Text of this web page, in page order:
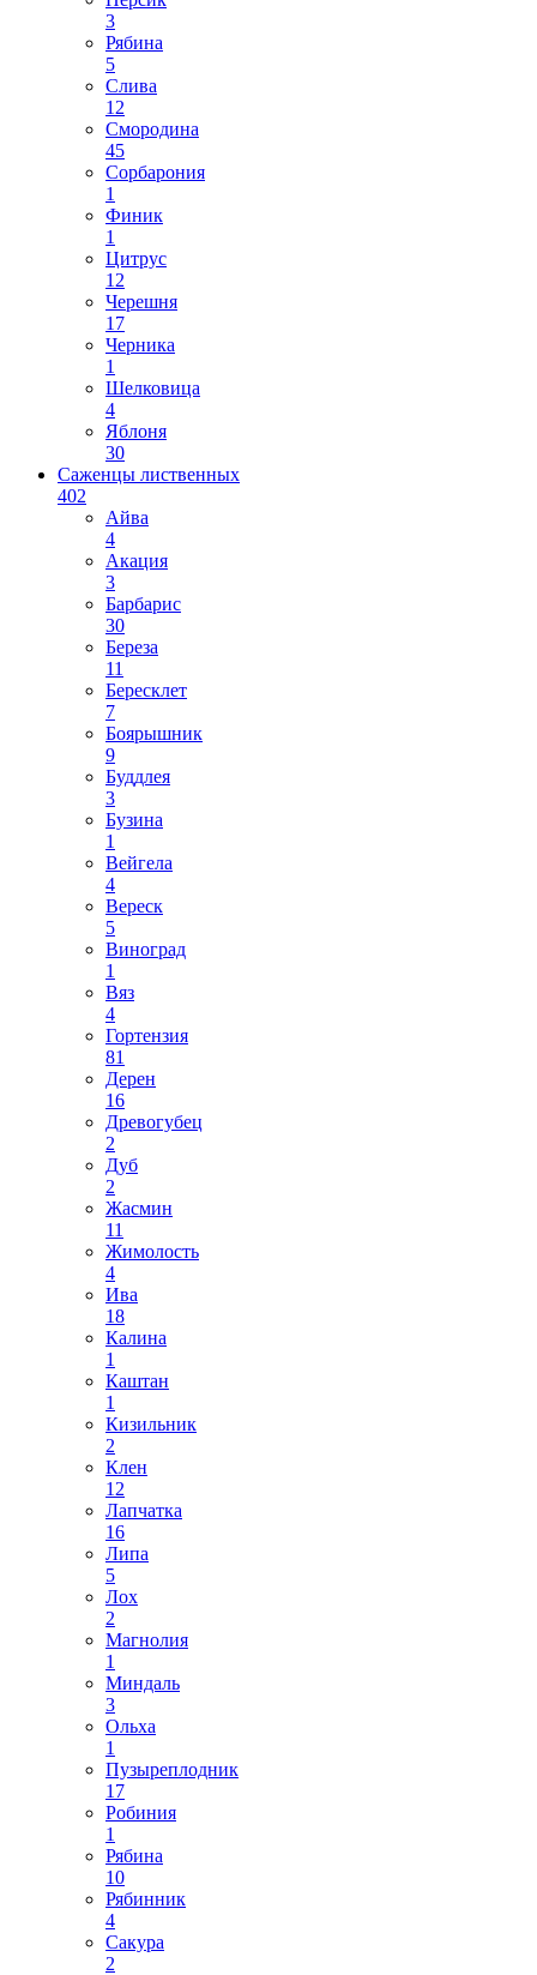
3
Рябина
5
Слива
12
Смородина
45
Сорбарония
1
Финик
1
Цитрус
12
Черешня
17
Черника
1
Шелковица
4
Яблоня
30
Саженцы лиственных
402
Айва
4
Акация
3
Барбарис
30
Береза
11
Бересклет
7
Боярышник
9
Буддлея
3
Бузина
1
Вейгела
4
Вереск
5
Виноград
1
Вяз
4
Гортензия
81
Дерен
16
Древогубец
2
Дуб
2
Жасмин
11
Жимолость
4
Ива
18
Калина
1
Каштан
1
Кизильник
2
Клен
12
Лапчатка
16
Липа
5
Лох
2
Магнолия
1
Миндаль
3
Ольха
1
Пузыреплодник
17
Робиния
1
Рябина
10
Рябинник
4
Сакура
2